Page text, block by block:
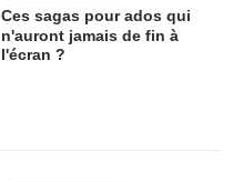
Ces sagas pour ados qui
n'auront jamais de fin à
l'écran ?